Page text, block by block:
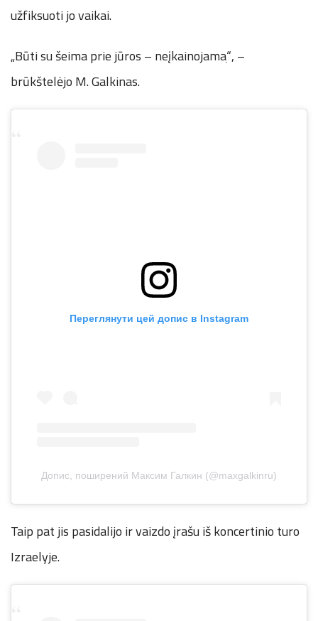
užfiksuoti jo vaikai.
„Būti su šeima prie jūros – neįkainojamaׅ“, –
brūkštelėjo M. Galkinas.
Переглянути цей допис в Instagram
Допис, поширений Максим Галкин (@maxgalkinru)
Taip pat jis pasidalijo ir vaizdo įrašu iš koncertinio turo
Izraelyje.